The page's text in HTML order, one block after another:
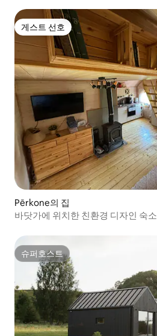
게스트 선호
게스트 선호
Pērkone의 집
바닷가에 위치한 친환경 디자인 숙소
슈퍼호스트
슈퍼호스트